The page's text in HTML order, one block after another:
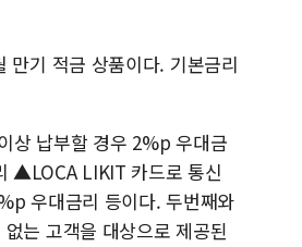
인천서 말다툼 중 어머니 흉기 살해
'화합' 꺼낸 김민석에 '뻔뻔' 받아
만기 적금 상품이다. 기본금리
상 납부할 경우 2%p 우대금
▲LOCA LIKIT 카드로 통신
우대금리 등이다. 두번째와
는 고객을 대상으로 제공된